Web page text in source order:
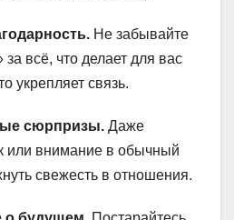
Не забывайте
за всё, что делает для вас
укрепляет связь.
сюрпризы. Даже
или внимание в обычный
свежесть в отношения.